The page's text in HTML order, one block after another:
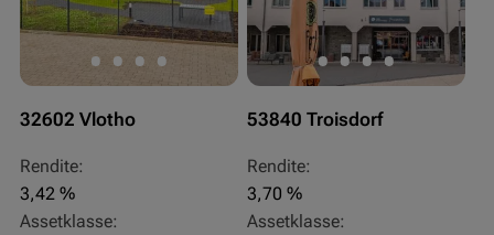
32602 Vlotho
Rendite:
3,42 %
Assetklasse:
53840 Troisdorf
Rendite:
3,70 %
Assetklasse: